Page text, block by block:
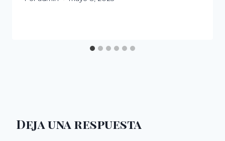
Deja una respuesta